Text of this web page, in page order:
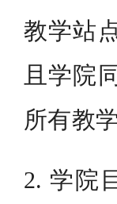
教学站
且学院
所有教
2. 学院